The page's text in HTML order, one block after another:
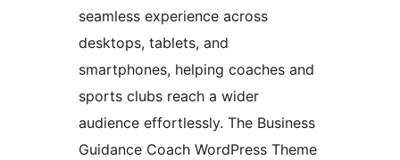
seamless experience across
desktops, tablets, and
smartphones, helping coaches and
sports clubs reach a wider
audience effortlessly. The Business
Guidance Coach WordPress Theme